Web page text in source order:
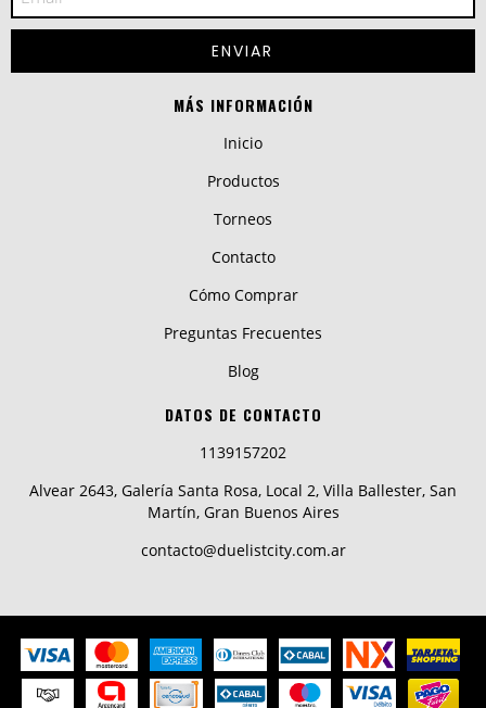
MÁS INFORMACIÓN
Inicio
Productos
Torneos
Contacto
Cómo Comprar
Preguntas Frecuentes
Blog
DATOS DE CONTACTO
1139157202
Alvear 2643, Galería Santa Rosa, Local 2, Villa Ballester, San
Martín, Gran Buenos Aires
contacto@duelistcity.com.ar